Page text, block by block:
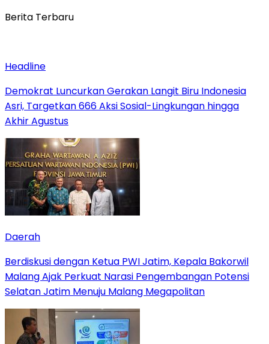
Berita Terbaru
Headline
Demokrat Luncurkan Gerakan Langit Biru Indonesia
Asri, Targetkan 666 Aksi Sosial-Lingkungan hingga
Akhir Agustus
Daerah
Berdiskusi dengan Ketua PWI Jatim, Kepala Bakorwil
Malang Ajak Perkuat Narasi Pengembangan Potensi
Selatan Jatim Menuju Malang Megapolitan